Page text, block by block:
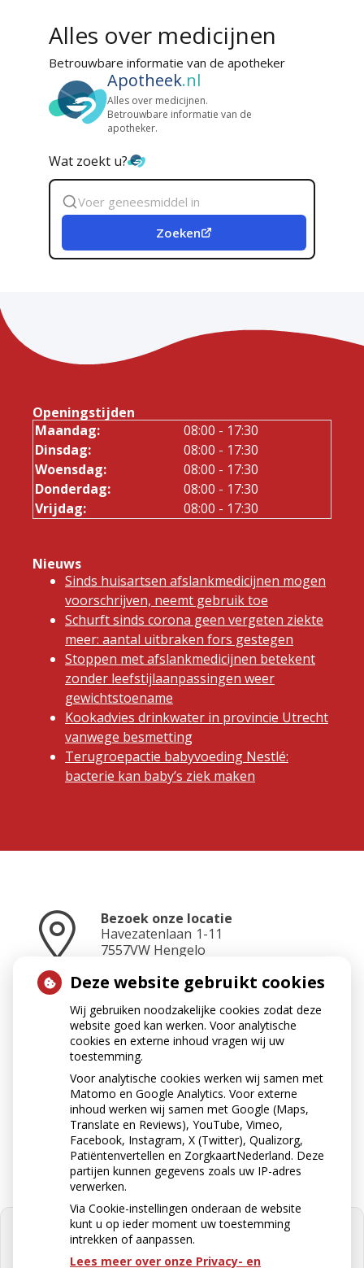
Alles over medicijnen
Betrouwbare informatie van de apotheker
Apotheek.nl
Alles over medicijnen.
Betrouwbare informatie van de
apotheker.
Wat zoekt u?
Zoek
geneesmiddel
Zoeken
Openingstijden
Maandag:
08:00 - 17:30
Dinsdag:
08:00 - 17:30
Woensdag:
08:00 - 17:30
Donderdag:
08:00 - 17:30
Vrijdag:
08:00 - 17:30
Nieuws
Sinds huisartsen afslankmedicijnen mogen
voorschrijven, neemt gebruik toe
Schurft sinds corona geen vergeten ziekte
meer: aantal uitbraken fors gestegen
Stoppen met afslankmedicijnen betekent
zonder leefstijlaanpassingen weer
gewichtstoename
Kookadvies drinkwater in provincie Utrecht
vanwege besmetting
Terugroepactie babyvoeding Nestlé:
bacterie kan baby’s ziek maken
Bezoek onze locatie
Havezatenlaan 1-11
7557VW Hengelo
Neem contact op
074-2423465
Stuur ons een e-mail
apotheek@apotheekkoop.nl
Deze website gebruikt cookies
Wij gebruiken noodzakelijke cookies zodat deze
website goed kan werken. Voor analytische
cookies en externe inhoud vragen wij uw
toestemming.
Voor analytische cookies werken wij samen met
Matomo en Google Analytics. Voor externe
inhoud werken wij samen met Google (Maps,
Translate en Reviews), YouTube, Vimeo,
Facebook, Instagram, X (Twitter), Qualizorg,
Patiëntenvertellen en ZorgkaartNederland. Deze
partijen kunnen gegevens zoals uw IP-adres
verwerken.
Via Cookie-instellingen onderaan de website
kunt u op ieder moment uw toestemming
intrekken of aanpassen.
Lees meer over onze Privacy- en